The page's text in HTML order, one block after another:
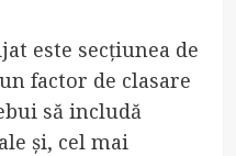
este secțiunea de
factor de clasare
să includă
și, cel mai